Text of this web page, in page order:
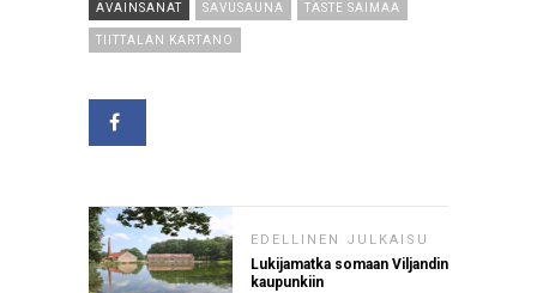
AVAINSANAT SAVUSAUNA TASTE SAIMAA
TIITTALAN KARTANO
EDELLINEN JULKAISU
Lukijamatka somaan Viljandin
kaupunkiin